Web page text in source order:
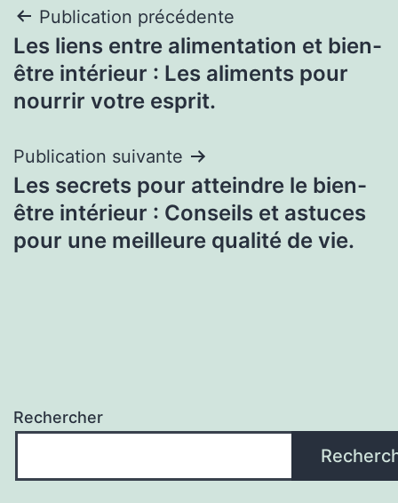
Navigation
de
l’article
Publication précédente
Les liens entre alimentation et bien-
être intérieur : Les aliments pour
nourrir votre esprit.
Publication suivante
Les secrets pour atteindre le bien-
être intérieur : Conseils et astuces
pour une meilleure qualité de vie.
Rechercher